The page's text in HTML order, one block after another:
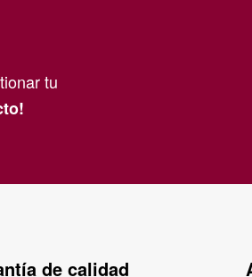
tu
de calidad